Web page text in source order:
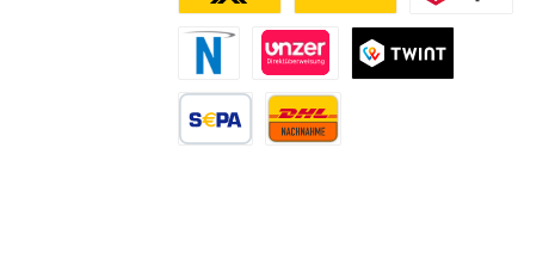
Novalnet ZahlungDirektüberweisung
Deutsche PostDHL DPD